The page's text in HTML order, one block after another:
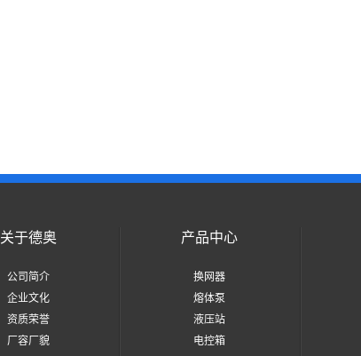
关于德奥
公司简介
企业文化
资质荣誉
厂容厂貌
产品中心
换网器
熔体泵
液压站
电控箱